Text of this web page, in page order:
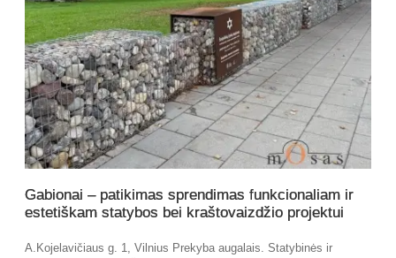
Gabionai – patikimas sprendimas funkcionaliam ir
estetiškam statybos bei kraštovaizdžio projektui
A.Kojelavičiaus g. 1, Vilnius Prekyba augalais. Statybinės ir